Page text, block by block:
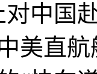
对中国
美直